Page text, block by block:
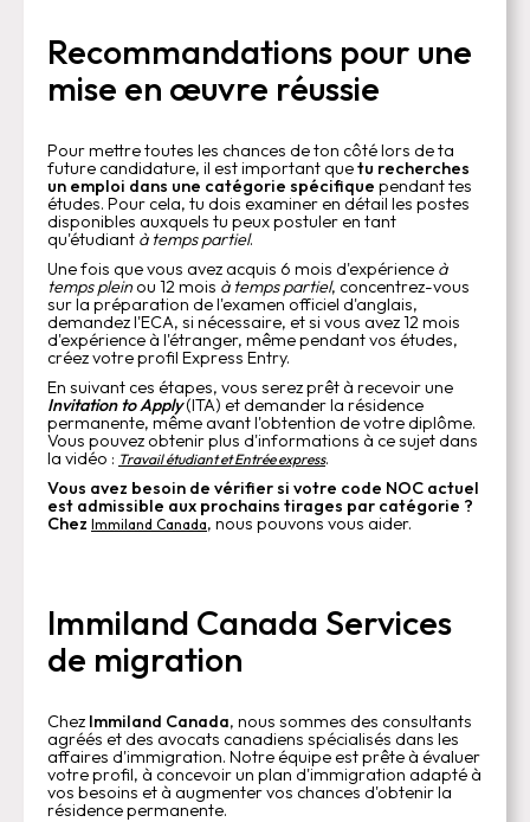
Recommandations pour une
mise en œuvre réussie
Pour mettre toutes les chances de ton côté lors de ta
future candidature, il est important quetu recherches
un emploi dans une catégorie spécifique pendant tes
études. Pour cela, tu dois examiner en détail les postes
disponibles auxquels tu peux postuler en tant
qu'étudiant à temps partiel.
Une fois que vous avez acquis 6 mois d'expérience à
temps plein ou 12 mois à temps partiel, concentrez-vous
sur la préparation de l'examen officiel d'anglais,
demandez l'ECA, si nécessaire, et si vous avez 12 mois
d'expérience à l'étranger, même pendant vos études,
créez votre profil Express Entry.
En suivant ces étapes, vous serez prêt à recevoir une
Invitation to Apply(ITA) et demander la résidence
permanente, même avant l'obtention de votre diplôme.
Vous pouvez obtenir plus d'informations à ce sujet dans
la vidéo : Travail étudiant et Entrée express.
Vous avez besoin de vérifier si votre code NOC actuel
est admissible aux prochains tirages par catégorie ?
Chez Immiland Canada, nous pouvons vous aider.
Immiland Canada Services
de migration
Chez Immiland Canada, nous sommes des consultants
agréés et des avocats canadiens spécialisés dans les
affaires d'immigration. Notre équipe est prête à évaluer
votre profil, à concevoir un plan d'immigration adapté à
vos besoins et à augmenter vos chances d'obtenir la
résidence permanente.